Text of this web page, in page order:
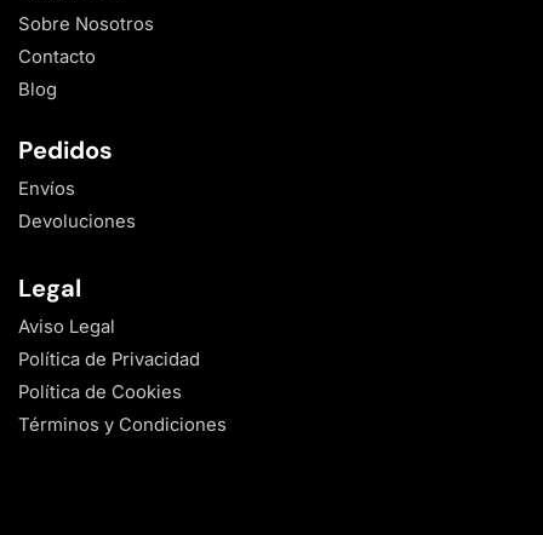
Sobre Nosotros
Contacto
Blog
Pedidos
Envíos
Devoluciones
Legal
Aviso Legal
Política de Privacidad
Política de Cookies
Términos y Condiciones